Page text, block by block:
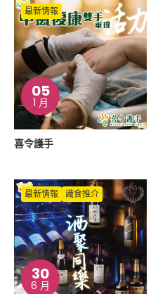
05
1 月
最新情報
喜令護手
30
6 月
最新情報 識食推介